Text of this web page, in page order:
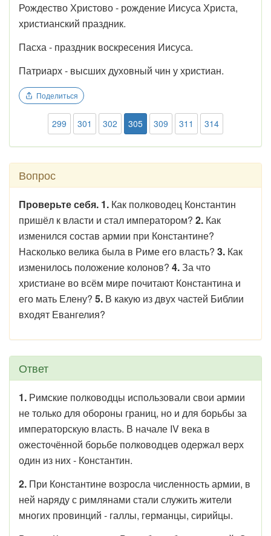
Рождество Христово - рождение Иисуса Христа,
христианский праздник.
Пасха - праздник воскресения Иисуса.
Патриарх - высших духовный чин у христиан.
Поделиться
299 301 302 305 309 311 314
Вопрос
Проверьте себя. 1. Как полководец Константин
пришёл к власти и стал императором? 2. Как
изменился состав армии при Константине?
Насколько велика была в Риме его власть? 3. Как
изменилось положение колонов? 4.За что
христиане во всём мире почитают Константина и
его мать Елену? 5. В какую из двух частей Библии
входят Евангелия?
Ответ
1. Римские полководцы использовали свои армии
не только для обороны границ, но и для борьбы за
императорскую власть. В начале IV века в
ожесточённой борьбе полководцев одержал верх
один из них - Константин.
2. При Константине возросла численность армии, в
ней наряду с римлянами стали служить жители
многих провинций - галлы, германцы, сирийцы.